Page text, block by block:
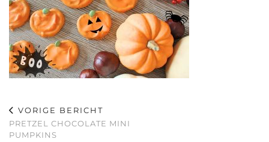
VORIGE BERICHT
PRETZEL CHOCOLATE MINI
PUMPKINS